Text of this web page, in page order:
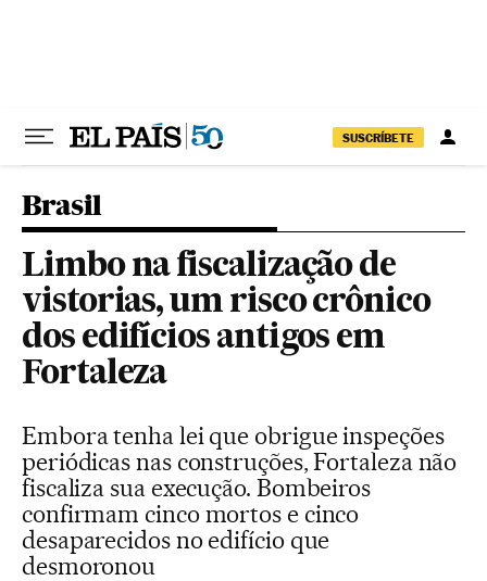
SUSCRÍBETE
Brasil
Limbo na fiscalização de
vistorias, um risco crônico
dos edifícios antigos em
Fortaleza
Embora tenha lei que obrigue inspeções
periódicas nas construções, Fortaleza não
fiscaliza sua execução. Bombeiros
confirmam cinco mortos e cinco
desaparecidos no edifício que
desmoronou